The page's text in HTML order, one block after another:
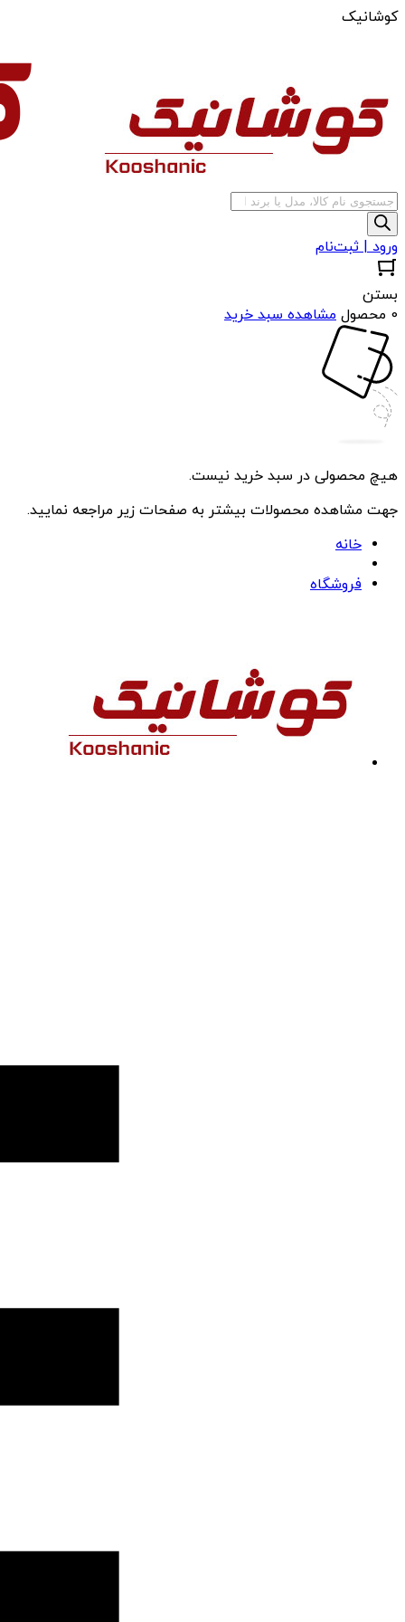
کوشانیک
جستجوی
محصولات
ورود | ثبت‌نام
بستن
0 محصول
مشاهده سبد خرید
هیچ محصولی در سبد خرید نیست.
جهت مشاهده محصولات بیشتر به صفحات زیر مراجعه نمایید.
خانه
فروشگاه